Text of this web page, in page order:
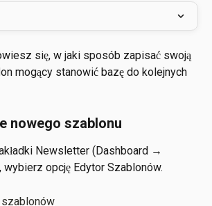
się, w jaki sposób zapisać swoją
mogący stanowić bazę do kolejnych
nowego szablonu
Newsletter (Dashboard →
wybierz opcję Edytor Szablonów.